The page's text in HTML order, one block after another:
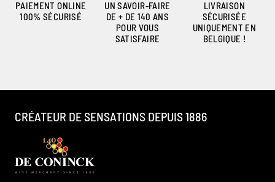
PAIEMENT ONLINE
100% SÉCURISÉ
UN SAVOIR-FAIRE
DE + DE 140 ANS
POUR VOUS
SATISFAIRE
LIVRAISON
SÉCURISÉE
UNIQUEMENT EN
BELGIQUE !
CRÉATEUR DE SENSATIONS DEPUIS 1886